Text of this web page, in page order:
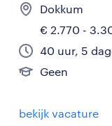
Dokkum
€ 2.770 -
40 uur, 5
Geen
bekijk vacature